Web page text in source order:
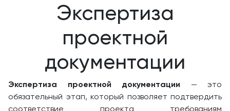
Экспертиза
проектной
документации
Экспертиза проектной документации — это
обязательный этап, который позволяет подтвердить
соответствие проекта требованиям